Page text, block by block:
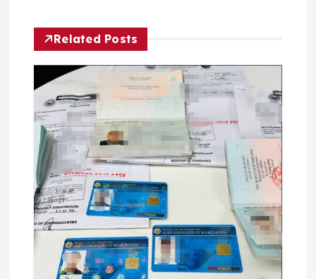
航
Related Posts